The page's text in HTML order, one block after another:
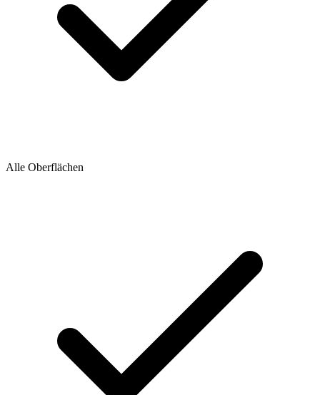
Alle Oberflächen